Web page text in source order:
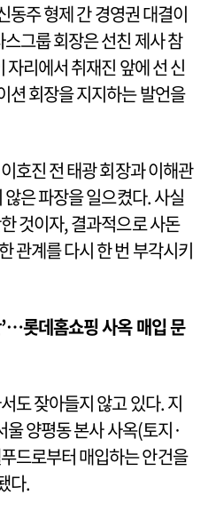
주 형제 간 경영권 대결이
그룹 회장은 선친 제사 참
자리에서 취재진 앞에 선 신
션 회장을 지지하는 발언을
호진 전 태광 회장과 이해관
은 파장을 일으켰다. 사실
것이자, 결과적으로 사돈
관계를 다시 한 번 부각시키
롯데홈쇼핑 사옥 매입 문
도 잦아들지 않고 있다. 지
양평동 본사 사옥(토지·
드로부터 매입하는 안건을
다.